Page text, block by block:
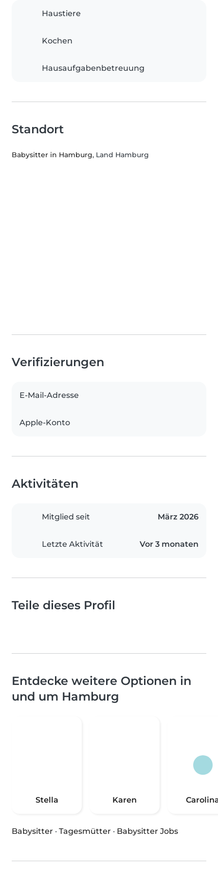
Haustiere
Kochen
Hausaufgabenbetreuung
Standort
Babysitter in Hamburg, Land Hamburg
Verifizierungen
E-Mail-Adresse
Apple-Konto
Aktivitäten
Mitglied seit März 2026
Letzte Aktivität Vor 3 monaten
Teile dieses Profil
Entdecke weitere Optionen in
und um Hamburg
Stella Karen
Babysitter · Tagesmütter · Babysitter Jobs